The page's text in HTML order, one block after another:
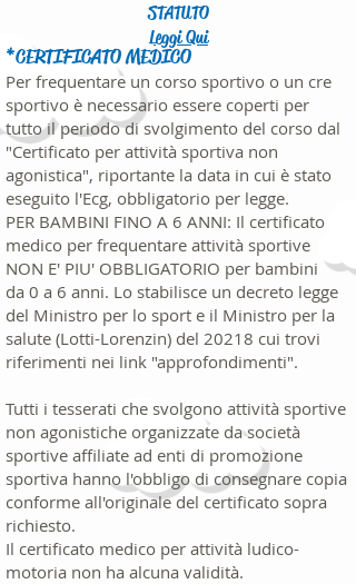
*CERTIFICATO MEDICO
Per frequentare un corso sportivo o un cre
sportivo è necessario essere coperti per
tutto il periodo di svolgimento del corso dal
"Certificato per attività sportiva non
agonistica", riportante la data in cui è stato
eseguito l'Ecg, obbligatorio per legge.
PER BAMBINI FINO A 6 ANNI: Il certificato
medico per frequentare attività sportive
NON E' PIU' OBBLIGATORIO per bambini
da 0 a 6 anni. Lo stabilisce un decreto legge
del Ministro per lo sport e il Ministro per la
salute (Lotti-Lorenzin) del 20218 cui trovi
riferimenti nei link "approfondimenti".
Tutti i tesserati che svolgono attività sportive
non agonistiche organizzate da società
sportive affiliate ad enti di promozione
sportiva hanno l'obbligo di consegnare copia
conforme all'originale del certificato sopra
richiesto.
Il certificato medico per attività ludico-
motoria non ha alcuna validità.
STATUTO
Leggi Qui